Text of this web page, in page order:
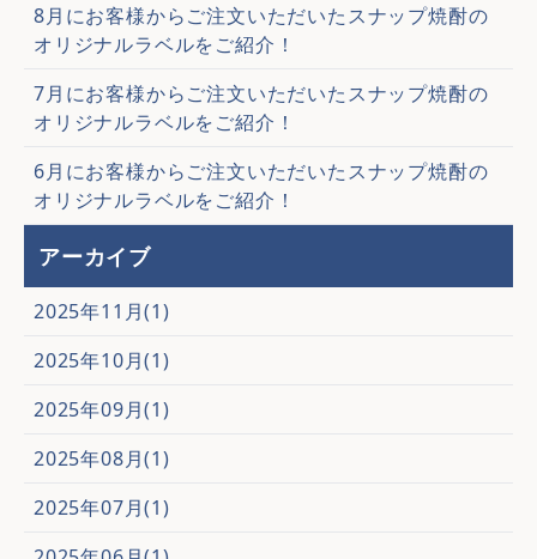
8月にお客様からご注文いただいたスナップ焼酎の
オリジナルラベルをご紹介！
7月にお客様からご注文いただいたスナップ焼酎の
オリジナルラベルをご紹介！
6月にお客様からご注文いただいたスナップ焼酎の
オリジナルラベルをご紹介！
アーカイブ
2025年11月(1)
2025年10月(1)
2025年09月(1)
2025年08月(1)
2025年07月(1)